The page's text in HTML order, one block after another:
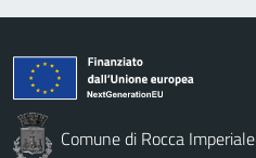
Comune di Rocca Imperiale